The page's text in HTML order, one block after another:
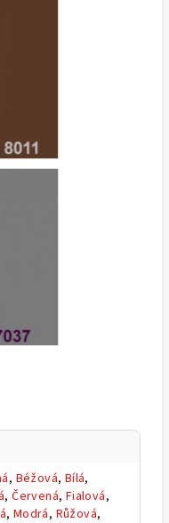
, Béžová, Bílá,
,Červená, Fialová,
, Modrá, Růžová,